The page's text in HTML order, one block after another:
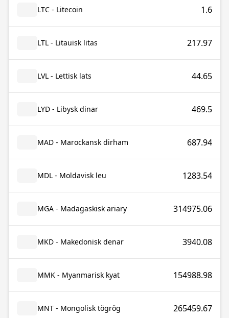
LTC - Litecoin 1.6
LTL - Litauisk litas 217.97
LVL - Lettisk lats 44.65
LYD - Libysk dinar 469.5
MAD - Marockansk dirham 687.94
MDL - Moldavisk leu 1283.54
MGA - Madagaskisk ariary 314975.06
MKD - Makedonisk denar 3940.08
MMK - Myanmarisk kyat 154988.98
MNT - Mongolisk tögrög 265459.67